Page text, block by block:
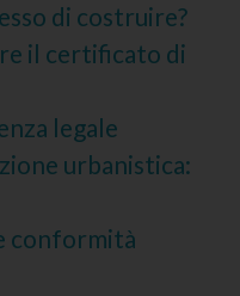
di costruire?
il certificato di
legale
urbanistica:
conformità